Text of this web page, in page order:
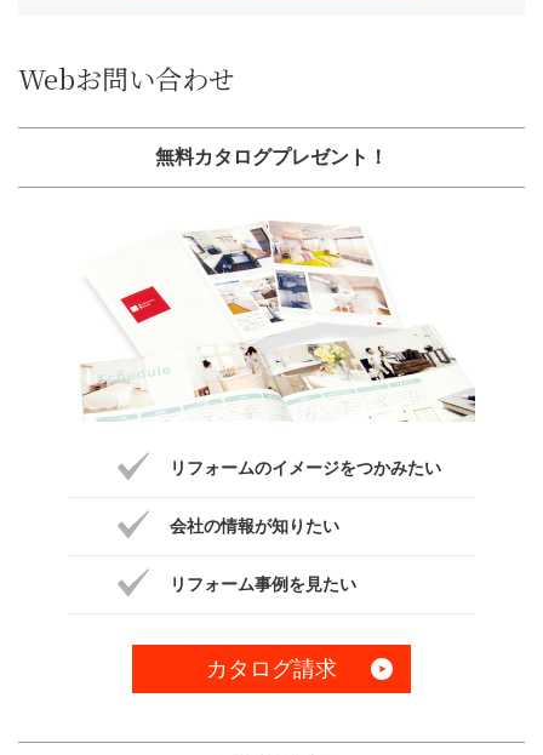
Webお問い合わせ
無料カタログプレゼント！
リフォームのイメージをつかみたい
会社の情報が知りたい
リフォーム事例を見たい
カタログ請求